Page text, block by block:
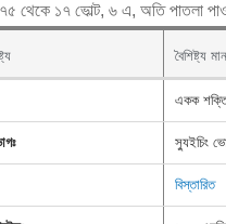
থেকে ১৭ ভোল্ট, ৬ এ, অতি পাতলা
বৈশিষ্ট্য মান
একক
স্যুইচিং
বিস্তারিত